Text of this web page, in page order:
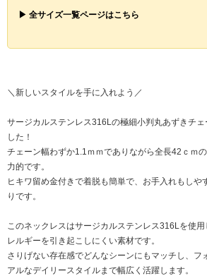
▶ 全サイズ一覧ページはこちら
＼新しいスタイルを手に入れよう／
サージカルステンレス316Lの極細小判丸あずきチェ
した！
チェーン幅わずか1.1ｍｍでありながら全長42ｃｍ
力的です。
ヒキワ留め金付きで着脱も簡単で、お手入れもしや
りです。
このネックレスはサージカルステンレス316Lを使
レルギーを引き起こしにくい素材です。
さりげない存在感でどんなシーンにもマッチし、フ
アルなデイリースタイルまで幅広く活躍します。